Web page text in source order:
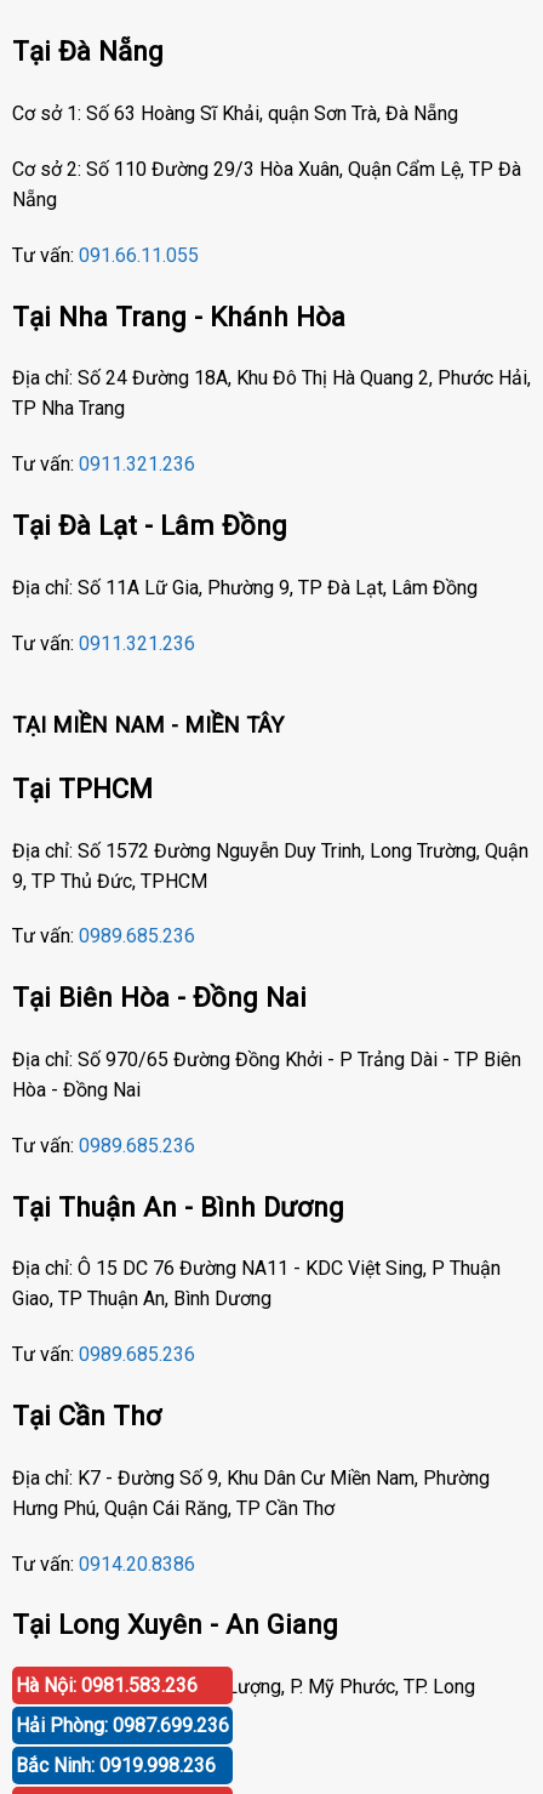
Tại Đà Nẵng
Cơ sở 1: Số 63 Hoàng Sĩ Khải, quận Sơn Trà, Đà Nẵng
Cơ sở 2: Số 110 Đường 29/3 Hòa Xuân, Quận Cẩm Lệ, TP Đà
Nẵng
Tư vấn: 091.66.11.055
Tại Nha Trang - Khánh Hòa
Địa chỉ: Số 24 Đường 18A, Khu Đô Thị Hà Quang 2, Phước Hải,
TP Nha Trang
Tư vấn: 0911.321.236
Tại Đà Lạt - Lâm Đồng
Địa chỉ: Số 11A Lữ Gia, Phường 9, TP Đà Lạt, Lâm Đồng
Tư vấn: 0911.321.236
TẠI MIỀN NAM - MIỀN TÂY
Tại TPHCM
Địa chỉ: Số 1572 Đường Nguyễn Duy Trinh, Long Trường, Quận
9, TP Thủ Đức, TPHCM
Tư vấn: 0989.685.236
Tại Biên Hòa - Đồng Nai
Địa chỉ: Số 970/65 Đường Đồng Khởi - P Trảng Dài - TP Biên
Hòa - Đồng Nai
Tư vấn: 0989.685.236
Tại Thuận An - Bình Dương
Địa chỉ: Ô 15 DC 76 Đường NA11 - KDC Việt Sing, P Thuận
Giao, TP Thuận An, Bình Dương
Tư vấn: 0989.685.236
Tại Cần Thơ
Địa chỉ: K7 - Đường Số 9, Khu Dân Cư Miền Nam, Phường
Hưng Phú, Quận Cái Răng, TP Cần Thơ
Tư vấn: 0914.20.8386
Tại Long Xuyên - An Giang
Địa chỉ: Số 417 Phạm Cự Lượng, P. Mỹ Phước, TP. Long
Xuyên, An Giang
Tư vấn:0919.998.236
Hà Nội: 0981.583.236
Hải Phòng: 0987.699.236
Bắc Ninh: 0919.998.236